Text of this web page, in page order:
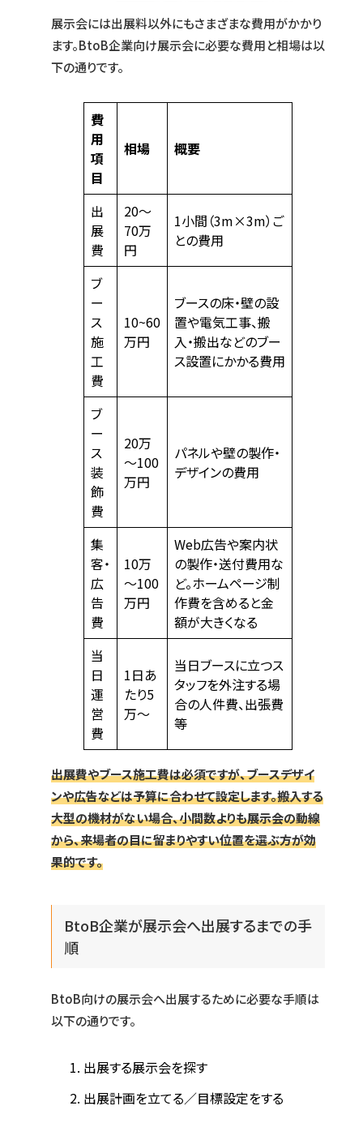
展示会には出展料以外にもさまざまな費用がかかり
ます。BtoB企業向け展示会に必要な費用と相場は以
下の通りです。
費
用
項
目
相場 概要
出
展
費
20～
70万
円
1小間（3m×3m）ご
との費用
ブ
ー
ス
施
工
費
10~60
万円
ブースの床・壁の設
置や電気工事、搬
入・搬出などのブー
ス設置にかかる費用
ブ
ー
ス
装
飾
費
20万
～100
万円
パネルや壁の製作・
デザインの費用
集
客・
広
告
費
10万
～100
万円
Web広告や案内状
の製作・送付費用な
ど。ホームページ制
作費を含めると金
額が大きくなる
当
日
運
営
費
1日あ
たり5
万～
当日ブースに立つス
タッフを外注する場
合の人件費、出張費
等
出展費やブース施工費は必須ですが、ブースデザイ
ンや広告などは予算に合わせて設定します。搬入する
大型の機材がない場合、小間数よりも展示会の動線
から、来場者の目に留まりやすい位置を選ぶ方が効
果的です。
BtoB企業が展示会へ出展するまでの手
順
BtoB向けの展示会へ出展するために必要な手順は
以下の通りです。
出展する展示会を探す
出展計画を立てる／目標設定をする